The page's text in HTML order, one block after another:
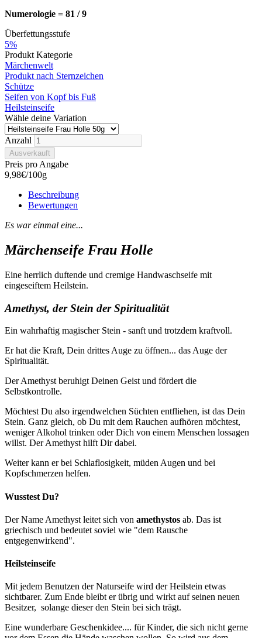
Numerologie = 81 / 9
Überfettungsstufe
5%
Produkt Kategorie
Märchenwelt
Produkt nach Sternzeichen
Schütze
Seifen von Kopf bis Fuß
Heilsteinseife
Wähle deine Variation
Anzahl
Preis pro Angabe
9,98€/100g
Beschreibung
Bewertungen
Es war einmal eine...
Märchenseife Frau Holle
Eine herrlich duftende und cremige Handwaschseife mit
eingeseiftem Heilstein.
Amethyst, der Stein der Spiritualität
Ein wahrhaftig magischer Stein - sanft und trotzdem kraftvoll.
Er hat die Kraft, Dein drittes Auge zu öffnen... das Auge der
Spiritualität.
Der Amethyst beruhigt Deinen Geist und fördert die
Selbstkontrolle.
Möchtest Du also irgendwelchen Süchten entfliehen, ist das Dein
Stein. Ganz gleich, ob Du mit dem Rauchen aufhören möchtest,
weniger Alkohol trinken oder Dich von einem Menschen lossagen
willst. Der Amethyst hilft Dir dabei.
Weiter kann er bei Schlaflosigkeit, müden Augen und bei
Kopfschmerzen helfen.
Wusstest Du?
Der Name Amethyst leitet sich von amethystos ab. Das ist
griechisch und bedeutet soviel wie "dem Rausche
entgegenwirkend".
Heilsteinseife
Mit jedem Benutzen der Naturseife wird der Heilstein etwas
sichtbarer. Zum Ende bleibt er übrig und wirkt auf seinen neuen
Besitzer, solange dieser den Stein bei sich trägt.
Eine wunderbare Geschenkidee.... für Kinder, die sich nicht gerne